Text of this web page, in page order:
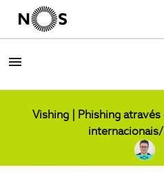
Vishing | Phishing através